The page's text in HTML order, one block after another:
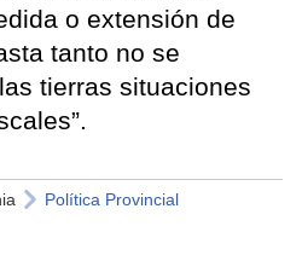
o extensión de
tanto no se
tierras situaciones
Política Provincial